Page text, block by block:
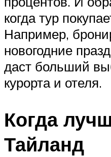
когда тур
Например,
новогодние
даст больший
курорта и отеля.
Когда
Тайланд